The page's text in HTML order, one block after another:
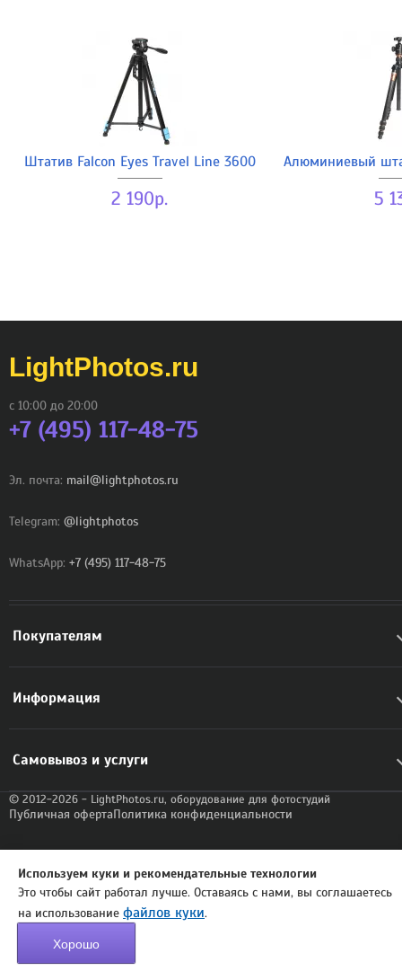
Штатив Falcon Eyes Travel Line 3600
2 190р.
Алюминиевый
5
LightPhotos.ru
с 10:00 до 20:00
+7 (495) 117-48-75
Эл. почта: mail@lightphotos.ru
Telegram: @lightphotos
WhatsApp: +7 (495) 117-48-75
Покупателям
Информация
Самовывоз и услуги
© 2012-2026 - LightPhotos.ru, оборудование для фотостудий
Публичная офертаПолитика конфиденциальности
Используем куки и рекомендательные технологии
Это чтобы сайт работал лучше. Оставаясь с нами, вы соглашаетесь
на использование файлов куки.
Хорошо